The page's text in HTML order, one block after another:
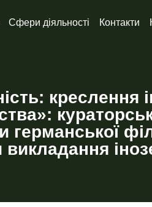
Сфери діяльності Контакти
креслення
германської
викладання